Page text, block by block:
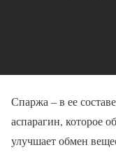
Спаржа – в ее
аспарагин, которое
улучшает обмен